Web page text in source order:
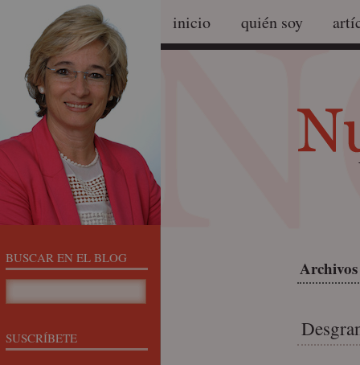
inicio quién soy
BUSCAR EN EL BLOG
SUSCRÍBETE